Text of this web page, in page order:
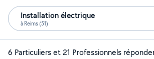
Installation électrique
à Reims (51)
6 Particuliers et 21 Professionnels